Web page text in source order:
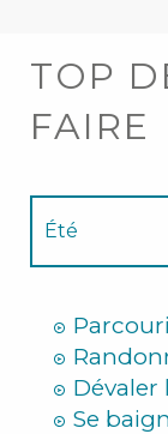
TOP
FAIRE
Été
Se